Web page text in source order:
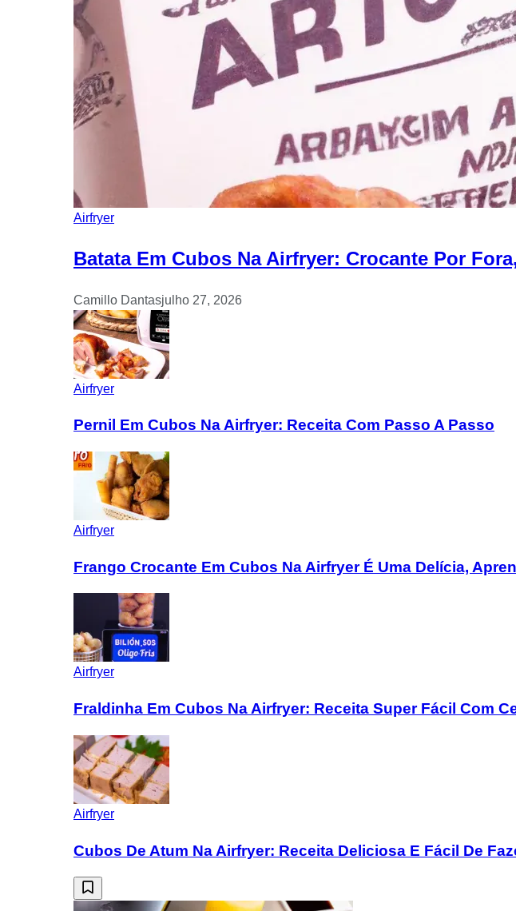
Airfryer
Batata Em Cubos Na Airfryer: Crocante Por
Camillo Dantasjulho 27, 2026
Airfryer
Pernil Em Cubos Na Airfryer: Receita Com Passo A Passo
Airfryer
Frango Crocante Em Cubos Na Airfryer É Uma Delícia,
Airfryer
Fraldinha Em Cubos Na Airfryer: Receita Super Fácil Com
Airfryer
Cubos De Atum Na Airfryer: Receita Deliciosa E Fácil De